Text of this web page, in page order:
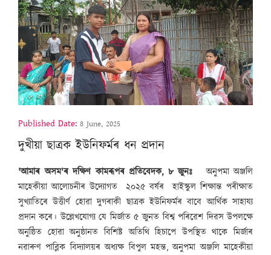
Published Date: 8 June, 2025
দুখীয়া ছাত্ৰক ইউনিফৰ্মৰ ধন প্ৰদান
'আমাৰ অসম'ৰ দক্ষিণ কামৰূপৰ প্ৰতিবেদক, ৮ জুনঃ
অনুপমা অঞ্জলি
মাহেকীয়া আলোচনীৰ উদ্যোগত ২০২৫ বৰ্ষৰ হাইস্কুল শিক্ষান্ত পৰীক্ষাত
সুখ্যাতিৰে উত্তীৰ্ণ হোৱা দুগৰাকী ছাত্ৰক ইউনিফৰ্মৰ বাবে আৰ্থিক সাহায্য
প্ৰদান কৰে। উল্লেখযোগ্য যে মিৰ্জাত ৫ জুনত বিশ্ব পৰিৱেশ দিৱস উপলক্ষে
অনুষ্ঠিত হোৱা অনুষ্ঠানত বিশিষ্ট অতিথি হিচাপে উপস্থিত থাকে মিৰ্জাৰ
নৱাৰুণ পাব্লিক বিদ্যালয়ৰ অধ্যক্ষ বিপুল মহন্ত, অনুপমা অঞ্জলি মাহেকীয়া